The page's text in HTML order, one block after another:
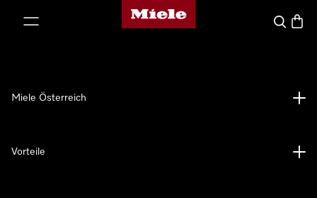
Miele-Homepage
Suche
Miele Österreich
Vorteile